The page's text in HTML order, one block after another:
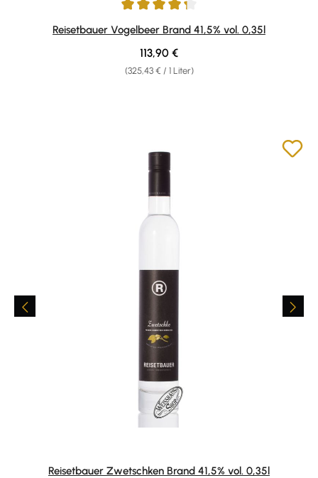
Durchschnittliche Bewertung von 4.17 von 5 Sternen
Reisetbauer Vogelbeer Brand 41,5% vol. 0,35l
(325,43 € / 1 Liter)
Regulärer Preis:
113,90 €
Reisetbauer Zwetschken Brand 41,5% vol. 0,35l